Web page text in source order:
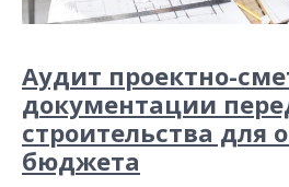
Аудит проектно-
документации
строительства для
бюджета